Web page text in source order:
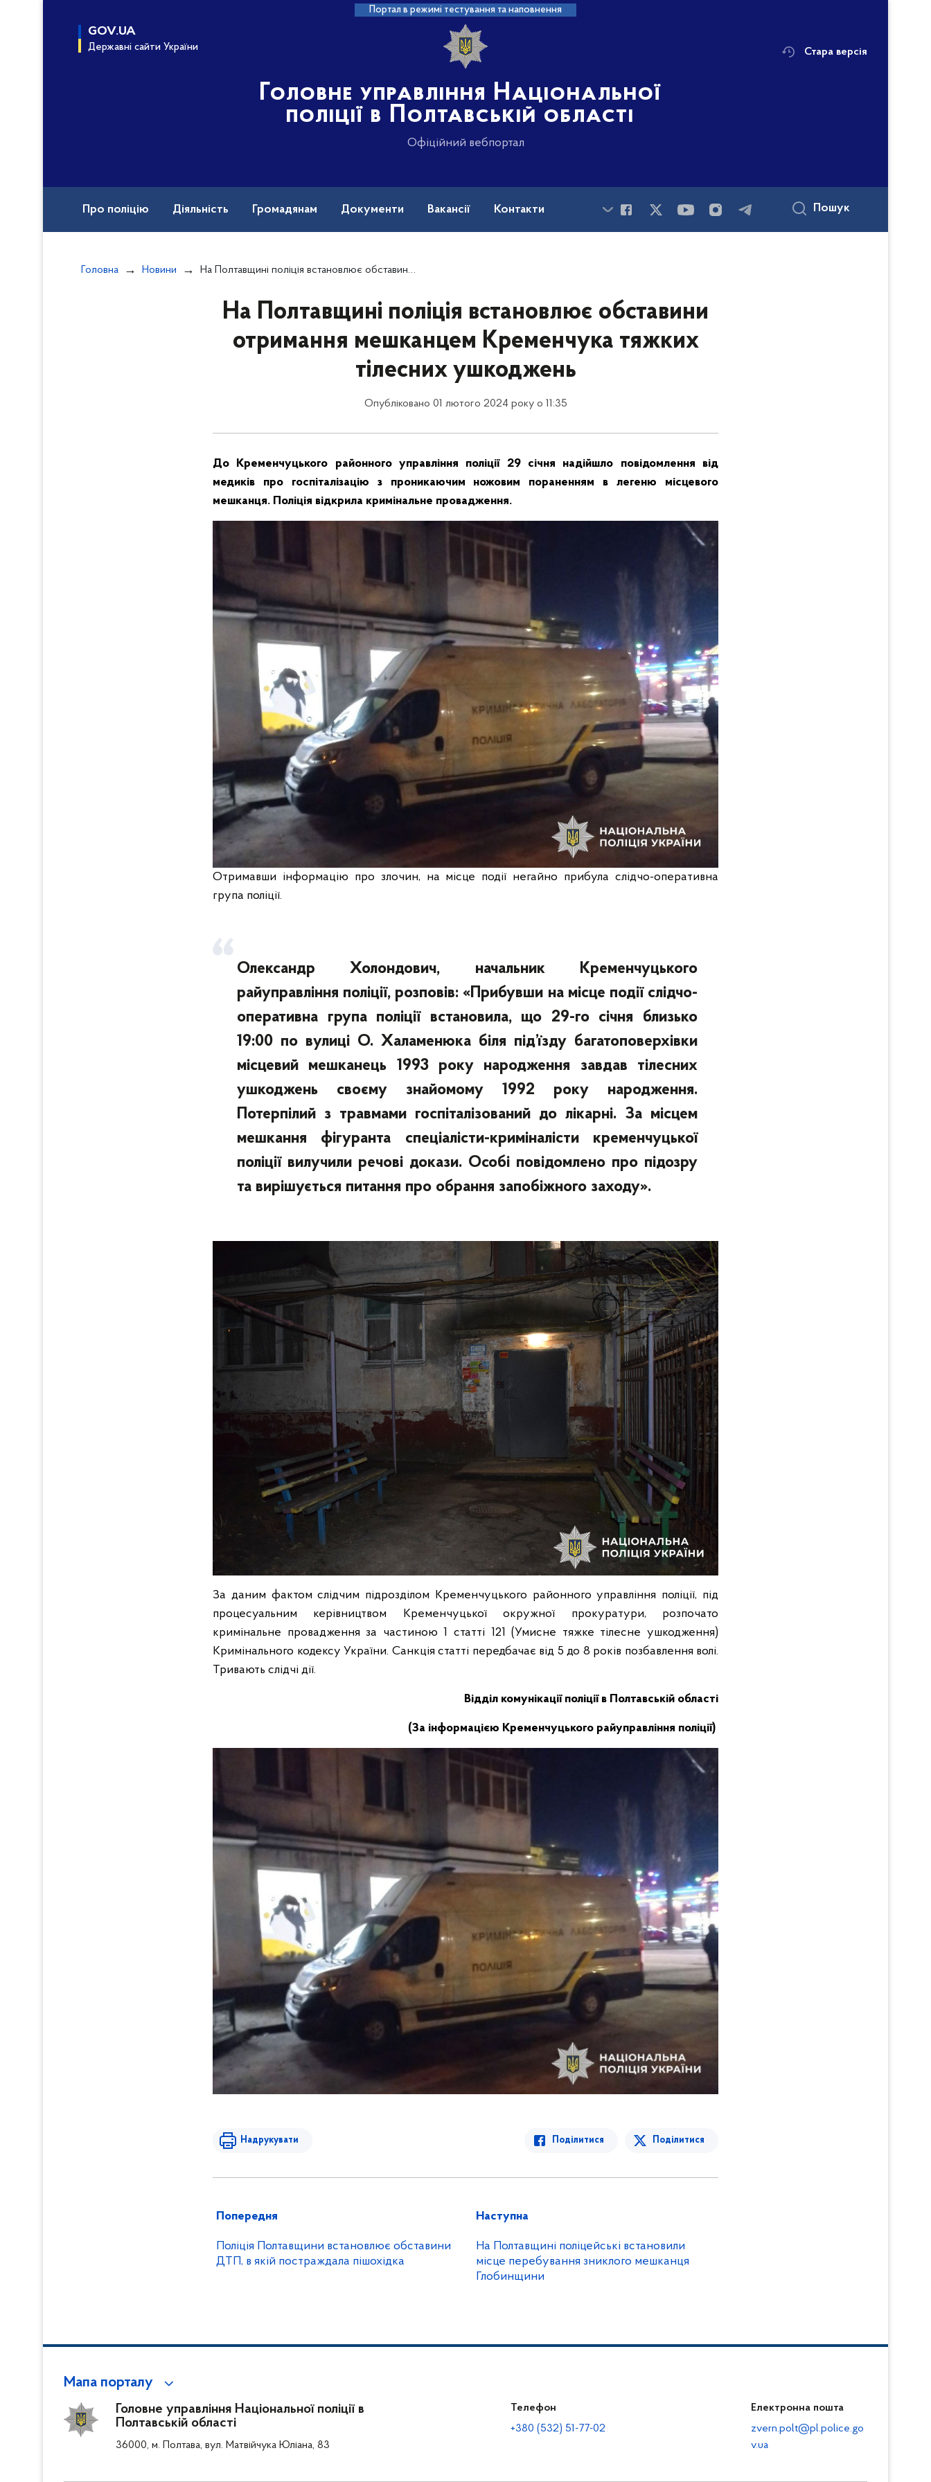
Портал в режимі тестування та наповнення
GOV.UA
Державні сайти України
Головне управління Національної
поліції в Полтавській області
Офіційний вебпортал
Стара версія
Про поліцію Діяльність Громадянам Документи Вакансії Контакти Пошук
Головна Новини На Полтавщині поліція встановлює обставини отримання мешканцем Кременчука тяжких тілесних ушкоджень
На Полтавщині поліція встановлює обставини
отримання мешканцем Кременчука тяжких
тілесних ушкоджень
Опубліковано 01 лютого 2024 року о 11:35
До Кременчуцького районного управління поліції 29 січня надійшло повідомлення від
медиків про госпіталізацію з проникаючим ножовим пораненням в легеню місцевого
мешканця. Поліція відкрила кримінальне провадження.
Отримавши інформацію про злочин, на місце події негайно прибула слідчо-оперативна
група поліції.
Олександр Холондович, начальник Кременчуцького
райуправління поліції, розповів: «Прибувши на місце події слідчо-
оперативна група поліції встановила, що 29-го січня близько
19:00 по вулиці О. Халаменюка біля під’їзду багатоповерхівки
місцевий мешканець 1993 року народження завдав тілесних
ушкоджень своєму знайомому 1992 року народження.
Потерпілий з травмами госпіталізований до лікарні. За місцем
мешкання фігуранта спеціалісти-криміналісти кременчуцької
поліції вилучили речові докази. Особі повідомлено про підозру
та вирішується питання про обрання запобіжного заходу».
За даним фактом слідчим підрозділом Кременчуцького районного управління поліції, під
процесуальним керівництвом Кременчуцької окружної прокуратури, розпочато
кримінальне провадження за частиною 1 статті 121 (Умисне тяжке тілесне ушкодження)
Кримінального кодексу України. Санкція статті передбачає від 5 до 8 років позбавлення волі.
Тривають слідчі дії.
Відділ комунікації поліції в Полтавській області
(За інформацією Кременчуцького райуправління поліції)
Надрукувати Поділитися Поділитися
Попередня
Поліція Полтавщини встановлює обставини
ДТП, в якій постраждала пішохідка
Наступна
На Полтавщині поліцейські встановили
місце перебування зниклого мешканця
Глобинщини
Мапа порталу
Головне управління Національної поліції в
Полтавській області
36000, м. Полтава, вул. Матвійчука Юліана, 83
Телефон
+380 (532) 51-77-02
Електронна пошта
zvern.polt@pl.police.go
v.ua